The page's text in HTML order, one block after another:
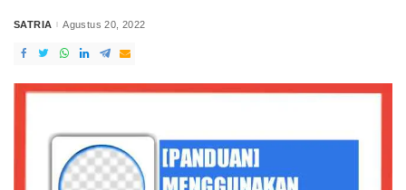
Posted
SATRIA Agustus 20, 2022